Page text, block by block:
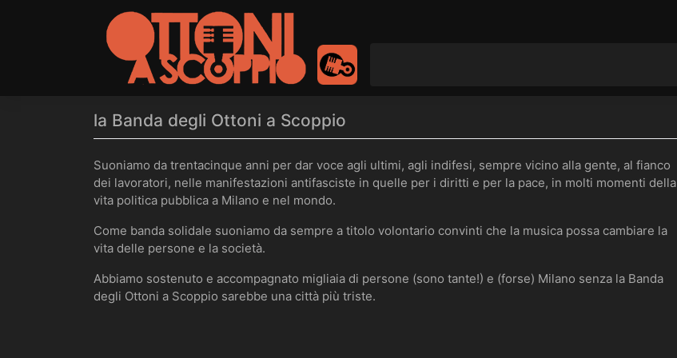
la Banda degli Ottoni a Scoppio
Suoniamo da trentacinque anni per dar voce agli ultimi, agli indifesi, sempre vicino alla gente, al fianco
dei lavoratori, nelle manifestazioni antifasciste in quelle per i diritti e per la pace, in molti momenti della
vita politica pubblica a Milano e nel mondo.
Come banda solidale suoniamo da sempre a titolo volontario convinti che la musica possa cambiare la
vita delle persone e la società.
Abbiamo sostenuto e accompagnato migliaia di persone (sono tante!) e (forse) Milano senza la Banda
degli Ottoni a Scoppio sarebbe una città più triste.